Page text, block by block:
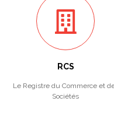
RCS
Le Registre du Commerce et
Sociétés